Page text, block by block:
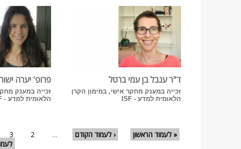
ד"ר ענבל בן עמי ברטל
זכייה במענק מחקר אישי, במימון הקרן
הלאומית למדע - ISF
פרופ' יערה
זכייה במענק
הלאומית למדע - ISF
עמודים« לעמוד הראשון ‹ לעמוד הקודם …
2
3